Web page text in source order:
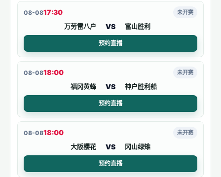
08-0817:30
万劳雷八户 VS 富山胜利
未开赛
预约直播
08-0818:00
福冈黄蜂 VS 神户胜利船
未开赛
预约直播
08-0818:00
大阪樱花 VS 冈山绿雉
未开赛
预约直播